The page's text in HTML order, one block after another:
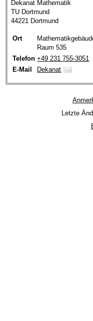
Dekanat Mathematik
TU Dortmund
44221 Dortmund
Ort
Raum 535
Telefon +49 231 755-3051
E-Mail
Dekanat
Letzte